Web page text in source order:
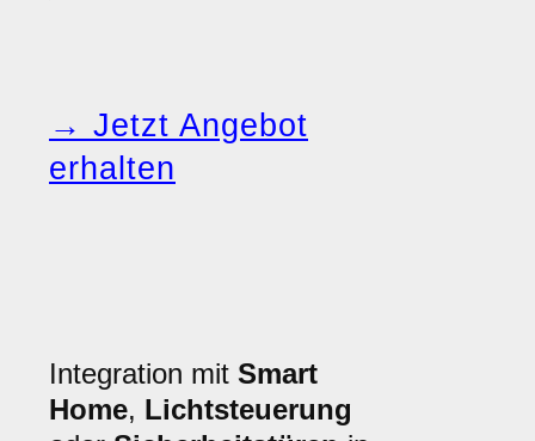
→ Jetzt Angebot
erhalten
Integration mit Smart
Home, Lichtsteuerung